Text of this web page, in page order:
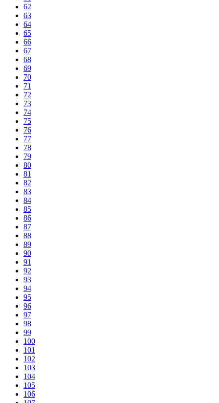
62
63
64
65
66
67
68
69
70
71
72
73
74
75
76
77
78
79
80
81
82
83
84
85
86
87
88
89
90
91
92
93
94
95
96
97
98
99
100
101
102
103
104
105
106